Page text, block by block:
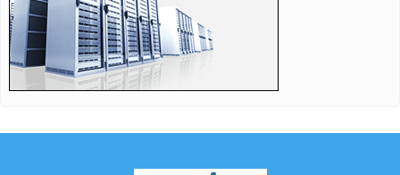
23:01:Koliko intimni odnos zaista treba da traje da bi žena
uživala?
23:01:Arsenal poslije 22 godine ponovo šampion Engleske